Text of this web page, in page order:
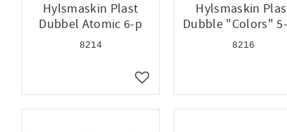
Hylsmaskin Plast
Dubbel Atomic 6-p
8214
Lägg till i favoriter
Hylsmaskin
Dubble "Colors"
8216